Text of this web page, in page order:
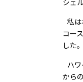
シェ
私
コー
した
ハ
から